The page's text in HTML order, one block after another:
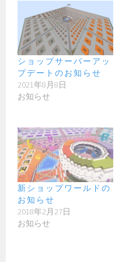
ショップサーバーアッ
プデートのお知らせ
2021年8月8日
お知らせ
新ショップワールドの
お知らせ
2018年2月27日
お知らせ